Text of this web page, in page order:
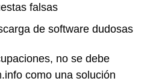
falsas
de software dudosas
no se debe
como una solución